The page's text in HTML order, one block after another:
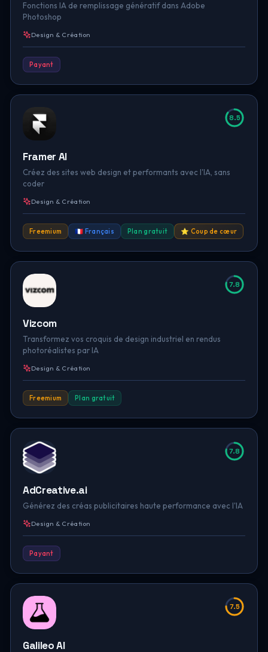
Fonctions IA de remplissage génératif dans Adobe
Photoshop
Design & Création
Payant
8.5
Framer AI
Créez des sites web design et performants avec l'IA, sans
coder
Design & Création
Freemium 🇫🇷 Français Plan gratuit ⭐ Coup de cœur
7.8
Vizcom
Transformez vos croquis de design industriel en rendus
photoréalistes par IA
Design & Création
Freemium Plan gratuit
7.8
AdCreative.ai
Générez des créas publicitaires haute performance avec l'IA
Design & Création
Payant
7.5
Galileo AI